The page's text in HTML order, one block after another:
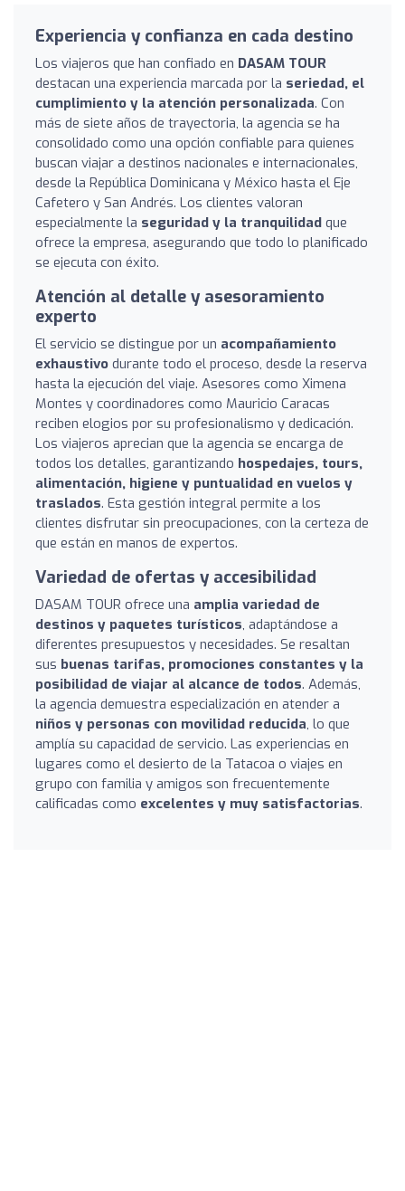
Experiencia y confianza en cada destino
Los viajeros que han confiado en DASAM TOUR
destacan una experiencia marcada por la seriedad, el
cumplimiento y la atención personalizada. Con
más de siete años de trayectoria, la agencia se ha
consolidado como una opción confiable para quienes
buscan viajar a destinos nacionales e internacionales,
desde la República Dominicana y México hasta el Eje
Cafetero y San Andrés. Los clientes valoran
especialmente la seguridad y la tranquilidad que
ofrece la empresa, asegurando que todo lo planificado
se ejecuta con éxito.
Atención al detalle y asesoramiento
experto
El servicio se distingue por un acompañamiento
exhaustivo durante todo el proceso, desde la reserva
hasta la ejecución del viaje. Asesores como Ximena
Montes y coordinadores como Mauricio Caracas
reciben elogios por su profesionalismo y dedicación.
Los viajeros aprecian que la agencia se encarga de
todos los detalles, garantizando hospedajes, tours,
alimentación, higiene y puntualidad en vuelos y
traslados. Esta gestión integral permite a los
clientes disfrutar sin preocupaciones, con la certeza de
que están en manos de expertos.
Variedad de ofertas y accesibilidad
DASAM TOUR ofrece una amplia variedad de
destinos y paquetes turísticos, adaptándose a
diferentes presupuestos y necesidades. Se resaltan
sus buenas tarifas, promociones constantes y la
posibilidad de viajar al alcance de todos. Además,
la agencia demuestra especialización en atender a
niños y personas con movilidad reducida, lo que
amplía su capacidad de servicio. Las experiencias en
lugares como el desierto de la Tatacoa o viajes en
grupo con familia y amigos son frecuentemente
calificadas como excelentes y muy satisfactorias.